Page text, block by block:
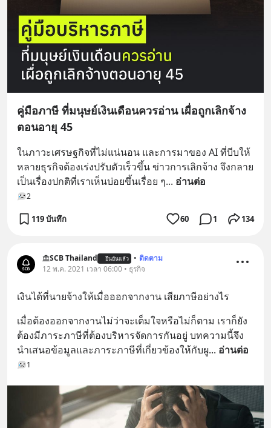
คู่มือภาษี ที่มนุษย์เงินเดือนควรอ่าน เผื่อถูกเลิกจ้าง
ตอนอายุ 45
ในภาวะเศรษฐกิจที่ไม่แน่นอน และการมาของ AI ที่บีบให้
หลายธุรกิจต้องเร่งปรับตัวเร็วขึ้น ข่าวการเลิกจ้าง จึงกลาย
เป็นเรื่องปกติที่เราเห็นบ่อยขึ้นเรื่อย ๆ... อ่านต่อ
2
119 บันทึก 60 1 134
SCB Thailand ยืนยันแล้ว • ติดตาม
12 พ.ค. 2021 เวลา 06:00 • ธุรกิจ
เงินได้ที่นายจ้างให้เมื่อออกจากงาน เสียภาษีอย่างไร
เมื่อต้องออกจากงานไม่ว่าจะเต็มใจหรือไม่ก็ตาม เราก็ยัง
ต้องมีภาระภาษีที่ต้องบริหารจัดการกันอยู่ บทความนี้จึง
นำเสนอข้อมูลและภาระภาษีที่เกี่ยวข้องให้กับผู... อ่านต่อ
1